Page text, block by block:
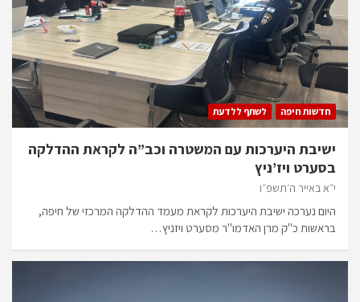
חדשות חיפה לשתף ללדעת
ישיבת היערכות עם המשטרה וכב”ה לקראת ההדלקה
בסערט ויז’ניץ
י״א באייר ה׳תשפ״ו
היום נערכה ישיבת היערכות לקראת מעמד ההדלקה המרכזי של חיפה,
בראשות כ"ק מרן האדמו"ר מסערט ויזניץ…